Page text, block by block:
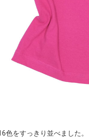
色をすっきり並べました。